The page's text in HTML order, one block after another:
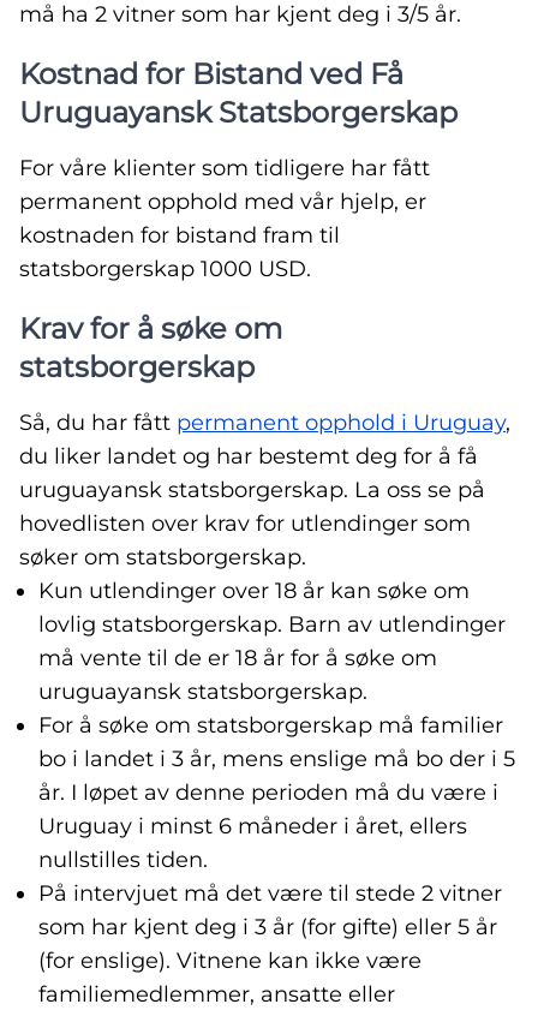
må ha 2 vitner som har kjent deg i 3/5 år.
Kostnad for Bistand ved Få
Uruguayansk Statsborgerskap
For våre klienter som tidligere har fått
permanent opphold med vår hjelp, er
kostnaden for bistand fram til
statsborgerskap 1000 USD.
Krav for å søke om
statsborgerskap
Så, du har fått permanent opphold i Uruguay,
du liker landet og har bestemt deg for å få
uruguayansk statsborgerskap. La oss se på
hovedlisten over krav for utlendinger som
søker om statsborgerskap.
Kun utlendinger over 18 år kan søke om
lovlig statsborgerskap. Barn av utlendinger
må vente til de er 18 år for å søke om
uruguayansk statsborgerskap.
For å søke om statsborgerskap må familier
bo i landet i 3 år, mens enslige må bo der i 5
år. I løpet av denne perioden må du være i
Uruguay i minst 6 måneder i året, ellers
nullstilles tiden.
På intervjuet må det være til stede 2 vitner
som har kjent deg i 3 år (for gifte) eller 5 år
(for enslige). Vitnene kan ikke være
familiemedlemmer, ansatte eller